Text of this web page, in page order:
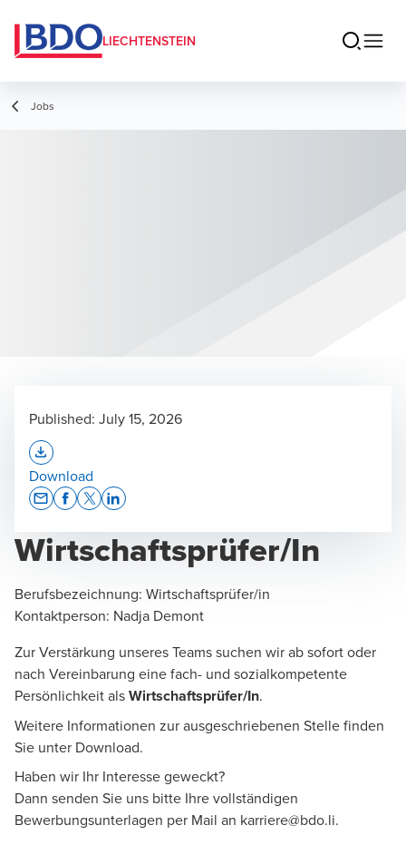
LIECHTENSTEIN
Jobs
Wirtschaftsprüfer/In
Berufsbezeichnung: Wirtschaftsprüfer/in
Kontaktperson: Nadja Demont
Zur Verstärkung unseres Teams suchen wir ab sofort oder
nach Vereinbarung eine fach- und sozialkompetente
Persönlichkeit alsWirtschaftsprüfer/In.
Weitere Informationen zur ausgeschriebenen Stelle finden
Sie unter Download.
Haben wir Ihr Interesse geweckt?
Dann senden Sie uns bitte Ihre vollständigen
Bewerbungsunterlagen per Mail an karriere@bdo.li.
Published: July 15, 2026
Download